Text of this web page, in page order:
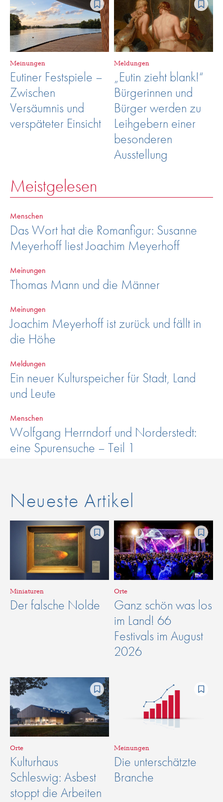
Meinungen
Eutiner Festspiele –
Zwischen
Versäumnis und
verspäteter Einsicht
Meldungen
„Eutin zieht blank!“
Bürgerinnen und
Bürger werden zu
Leihgebern einer
besonderen
Ausstellung
Meistgelesen
Menschen
Das Wort hat die Romanfigur: Susanne
Meyerhoff liest Joachim Meyerhoff
Meinungen
Thomas Mann und die Männer
Meinungen
Joachim Meyerhoff ist zurück und fällt in
die Höhe
Meldungen
Ein neuer Kulturspeicher für Stadt, Land
und Leute
Menschen
Wolfgang Herrndorf und Norderstedt:
eine Spurensuche – Teil 1
Neueste Artikel
Miniaturen
Der falsche Nolde
Orte
Ganz schön was los
im Land! 66
Festivals im August
2026
Orte
Kulturhaus
Schleswig: Asbest
stoppt die Arbeiten
Meinungen
Die unterschätzte
Branche